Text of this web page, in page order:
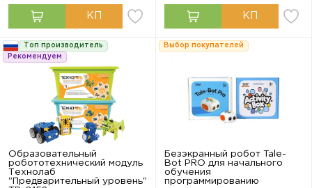
Топ производитель
Рекомендуем
Образовательный
робототехнический модуль
Технолаб
"Предварительный уровень"
Выбор покупателей
Безэкранный робот Tale-
Bot PRO для начального
обучения
программированию